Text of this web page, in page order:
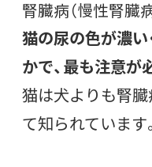
腎臓病（慢性腎臓
猫の尿の色が濃い
かで、最も注意が
猫は犬よりも腎
て知られています。